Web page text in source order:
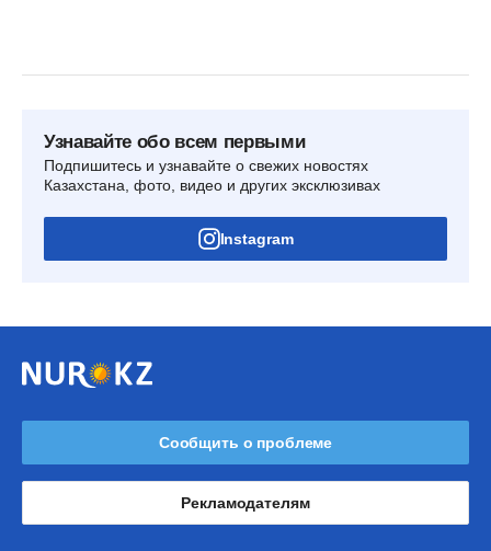
Узнавайте обо всем первыми
Подпишитесь и узнавайте о свежих новостях
Казахстана, фото, видео и других эксклюзивах
Instagram
Сообщить о проблеме
Рекламодателям